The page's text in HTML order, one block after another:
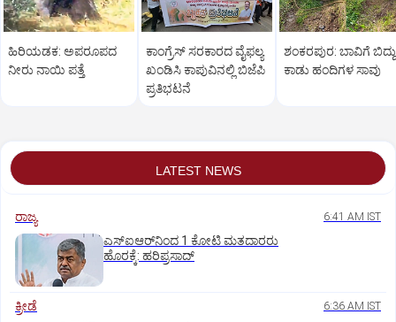
ಹಿರಿಯಡಕ: ಅಪರೂಪದ
ನೀರು ನಾಯಿ ಪತ್ತೆ
ಕಾಂಗ್ರೆಸ್ ಸರಕಾರದ ವೈಫಲ್ಯ
ಖಂಡಿಸಿ ಕಾಪುವಿನಲ್ಲಿ ಬಿಜೆಪಿ
ಪ್ರತಿಭಟನೆ
ಶಂಕರಪುರ: ಬಾವಿಗೆ ಬಿದ್ದು
ಕಾಡು ಹಂದಿಗಳ ಸಾವು
LATEST NEWS
ರಾಜ್ಯ 6:41 AM IST
ಎಸ್‌ಐಆರ್‌ನಿಂದ 1 ಕೋಟಿ ಮತದಾರರು
ಹೊರಕ್ಕೆ: ಹರಿಪ್ರಸಾದ್‌
ಕ್ರೀಡೆ 6:36 AM IST